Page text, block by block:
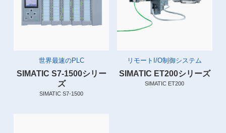
世界最速のPLC
SIMATIC S7-1500シリー
ズ
SIMATIC S7-1500
リモートI/O制御システム
SIMATIC ET200シリーズ
SIMATIC ET200